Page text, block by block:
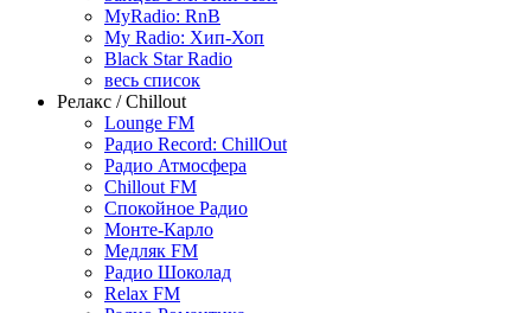
MyRadio: RnB
My Radio: Хип-Хоп
Black Star Radio
весь список
Релакс / Chillout
Lounge FM
Радио Record: ChillOut
Радио Атмосфера
Chillout FM
Спокойное Радио
Монте-Карло
Медляк FM
Радио Шоколад
Relax FM